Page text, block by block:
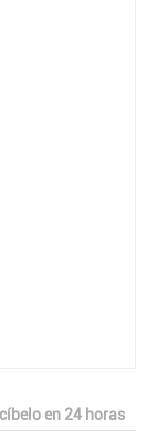
en 24 horas